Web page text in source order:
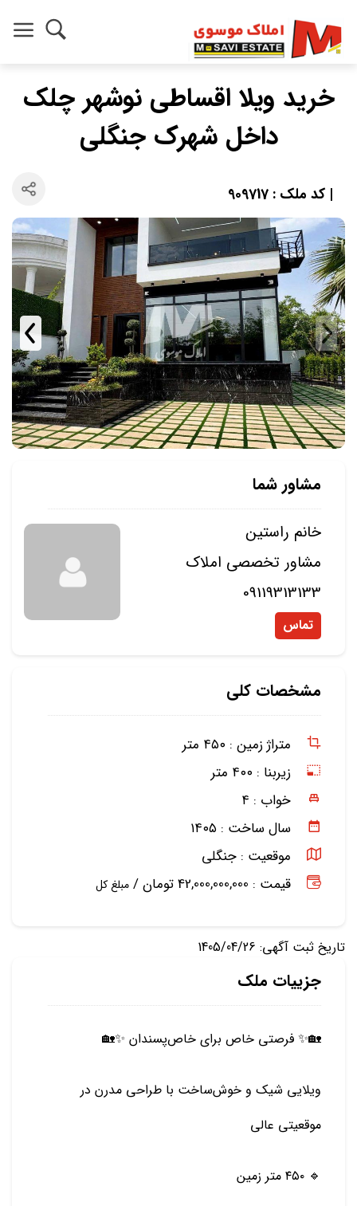
خرید ویلا اقساطی نوشهر چلک
داخل شهرک جنگلی
| کد ملک : 909717
مشاور شما
خانم راستین
مشاور تخصصی املاک
09119313133
تماس
مشخصات کلی
متراژ زمین : ۴۵۰ متر
زیربنا : ۴۰۰ متر
خواب : ۴
سال ساخت : ۱۴۰۵
موقعیت : جنگلی
قیمت : 42,000,000,000 تومان /
مبلغ کل
تاریخ ثبت آگهی: 1405/04/26
جزییات ملک
🏡✨ فرصتی خاص برای خاص‌پسندان ✨🏡
ویلایی شیک و خوش‌ساخت با طراحی مدرن در
موقعیتی عالی
🔹 ۴۵۰ متر زمین